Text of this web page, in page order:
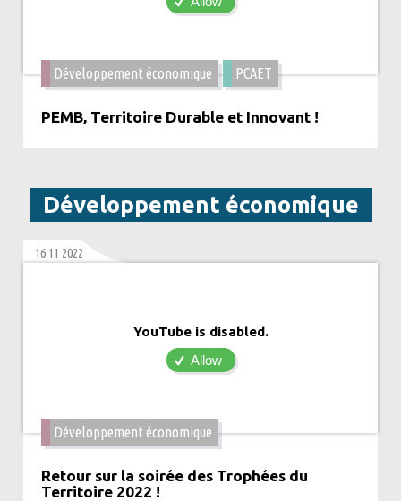
Développement économique PCAET
PEMB, Territoire Durable et Innovant !
Développement économique
16 11 2022
YouTube is disabled.
Allow
Développement économique
Retour sur la soirée des Trophées du
Territoire 2022 !